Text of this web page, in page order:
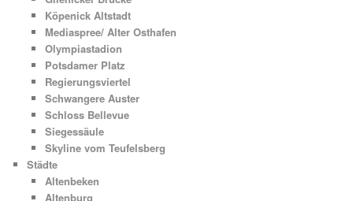
Köpenick Altstadt
Mediaspree/ Alter Osthafen
Olympiastadion
Potsdamer Platz
Regierungsviertel
Schwangere Auster
Schloss Bellevue
Siegessäule
Skyline vom Teufelsberg
Städte
Altenbeken
Altenburg